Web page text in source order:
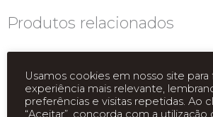
Produtos relacionados
Usamos cookies em nosso site para
experiência mais relevante,
preferências e visitas repetidas. Ao
“Aceitar”, concorda com a utilização